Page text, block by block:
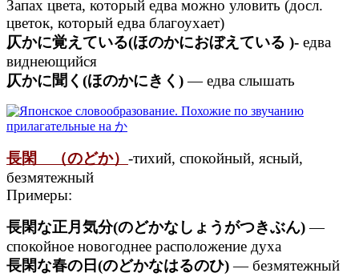
Запах цвета, который едва можно уловить (досл.
цветок, который едва благоухает)
仄かに覚えている(ほのかにおぼえている )- едва
виднеющийся
仄かに聞く(ほのかにきく)— едва слышать
長閑 （のどか） -тихий, спокойный, ясный,
безмятежный
Примеры:
長閑な正月気分(のどかなしょうがつきぶん)—
спокойное новогоднее расположение духа
長閑な春の日(のどかなはるのひ)— безмятежный